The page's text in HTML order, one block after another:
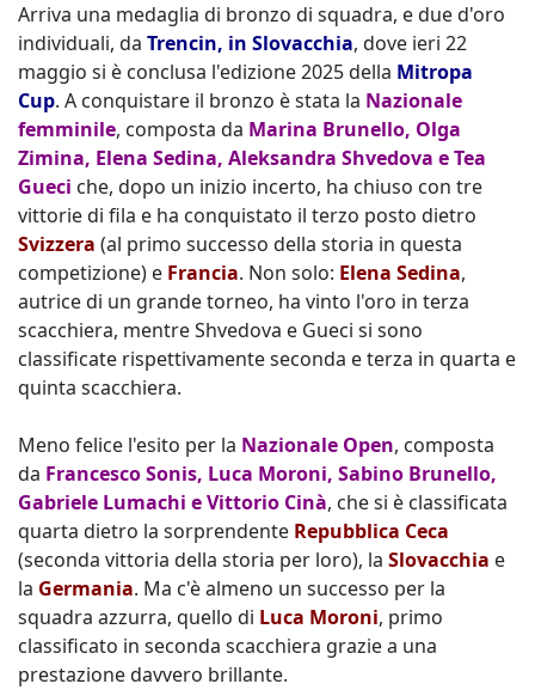
Arriva una medaglia di bronzo di squadra, e due d'oro
individuali, da Trencin, in Slovacchia, dove ieri 22
maggio si è conclusa l'edizione 2025 della Mitropa
Cup. A conquistare il bronzo è stata la Nazionale
femminile, composta da Marina Brunello, Olga
Zimina, Elena Sedina, Aleksandra Shvedova e Tea
Gueci che, dopo un inizio incerto, ha chiuso con tre
vittorie di fila e ha conquistato il terzo posto dietro
Svizzera (al primo successo della storia in questa
competizione) e Francia. Non solo: Elena Sedina,
autrice di un grande torneo, ha vinto l'oro in terza
scacchiera, mentre Shvedova e Gueci si sono
classificate rispettivamente seconda e terza in quarta e
quinta scacchiera.
Meno felice l'esito per la Nazionale Open, composta
da Francesco Sonis, Luca Moroni, Sabino Brunello,
Gabriele Lumachi e Vittorio Cinà, che si è classificata
quarta dietro la sorprendente Repubblica Ceca
(seconda vittoria della storia per loro), la Slovacchia e
la Germania. Ma c'è almeno un successo per la
squadra azzurra, quello di Luca Moroni, primo
classificato in seconda scacchiera grazie a una
prestazione davvero brillante.